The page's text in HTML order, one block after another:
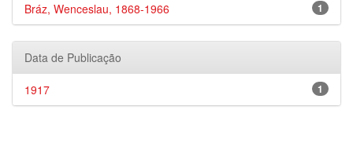
1
Bráz, Wenceslau, 1868-1966
Data de Publicação
1
1917